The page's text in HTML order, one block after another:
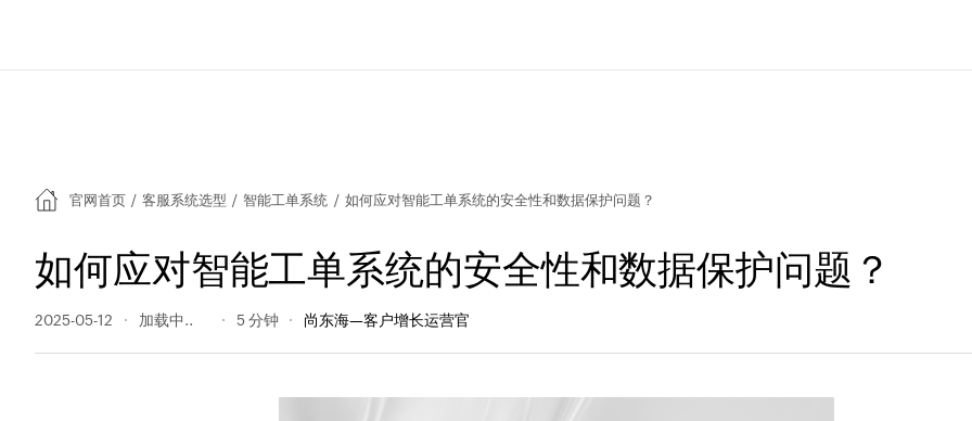
官网首页 / 客服系统选型 / 智能工单系统 / 如何应对智能工单系统的安全性和数据保护问题？
如何应对智能工单系统的安全性和数据保护问题？
2025-05-12 187 阅读量 5 分钟 尚东海—客户增长运营官